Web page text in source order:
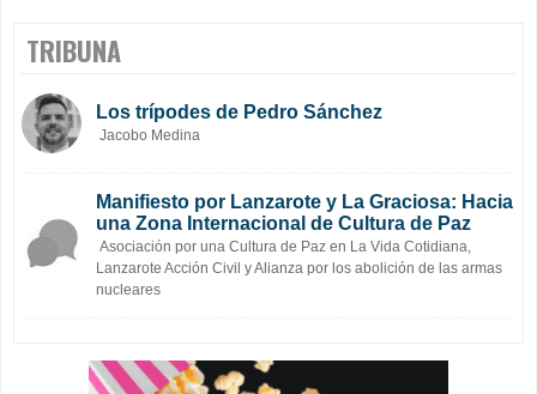
TRIBUNA
Los trípodes de Pedro Sánchez
Jacobo Medina
Manifiesto por Lanzarote y La Graciosa: Hacia
una Zona Internacional de Cultura de Paz
Asociación por una Cultura de Paz en La Vida Cotidiana,
Lanzarote Acción Civil y Alianza por los abolición de las armas
nucleares